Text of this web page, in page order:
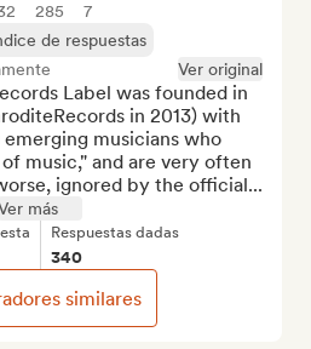
285
7
de respuestas
Ver original
Label was founded in
in 2013) with
musicians who
music," and are very often
ignored by the official...
más
Respuestas dadas
340
similares